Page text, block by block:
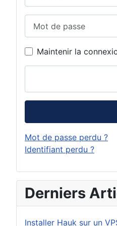
Maintenir la
Mot de passe perdu ?
Identifiant perdu ?
Derniers
Installer Hauk sur un